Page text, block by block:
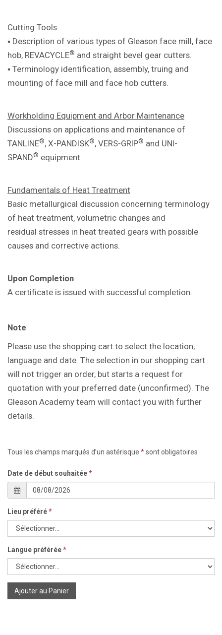
Cutting Tools
▪ Description of various types of Gleason face mill, face
hob, REVACYCLE® and straight bevel gear cutters.
▪ Terminology identification, assembly, truing and
mounting of face mill and face hob cutters.
Workholding Equipment and Arbor Maintenance
Discussions on applications and maintenance of
TANLINE®, X-PANDISK®, VERS-GRIP® and UNI-
SPAND® equipment.
Fundamentals of Heat Treatment
Basic metallurgical discussion concerning terminology
of heat treatment, volumetric changes and
residual stresses in heat treated gears with possible
causes and corrective actions.
Upon Completion
A certificate is issued with successful completion.
Note
Please use the shopping cart to select the location,
language and date. The selection in our shopping cart
will not trigger an order, but starts a request for
quotation with your preferred date (unconfirmed). The
Gleason Academy team will contact you with further
details.
Tous les champs marqués d’un astérisque *sont obligatoires
Date de début souhaitée*
Lieu préféré*
Langue préférée*
Ajouter au Panier